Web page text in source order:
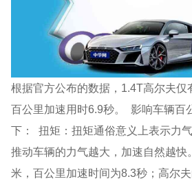
根据官方公布的数据，1.4T高尔夫仅
百公里加速用时6.9秒。 影响车辆百
下： 扭矩：扭矩通俗意义上表示力
推动车辆的力气越大，加速自然越快
米，百公里加速时间为8.3秒；高尔